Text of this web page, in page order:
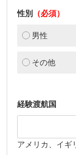
性別 （必須）
男性
その他
経験渡航国
アメリカ、イギ